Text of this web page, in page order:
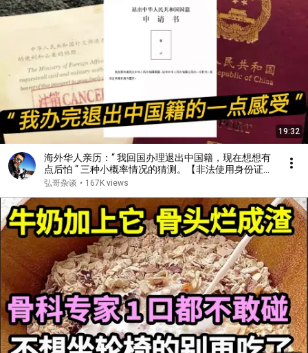
19:32
海外华人亲历：“ 我回国办理退出中国籍，现在想想有
点后怕 “ 三种小概率情况的猜测。【非法使用身份证、
经济纠纷、历史旧案】
弘哥杂谈 • 167K views